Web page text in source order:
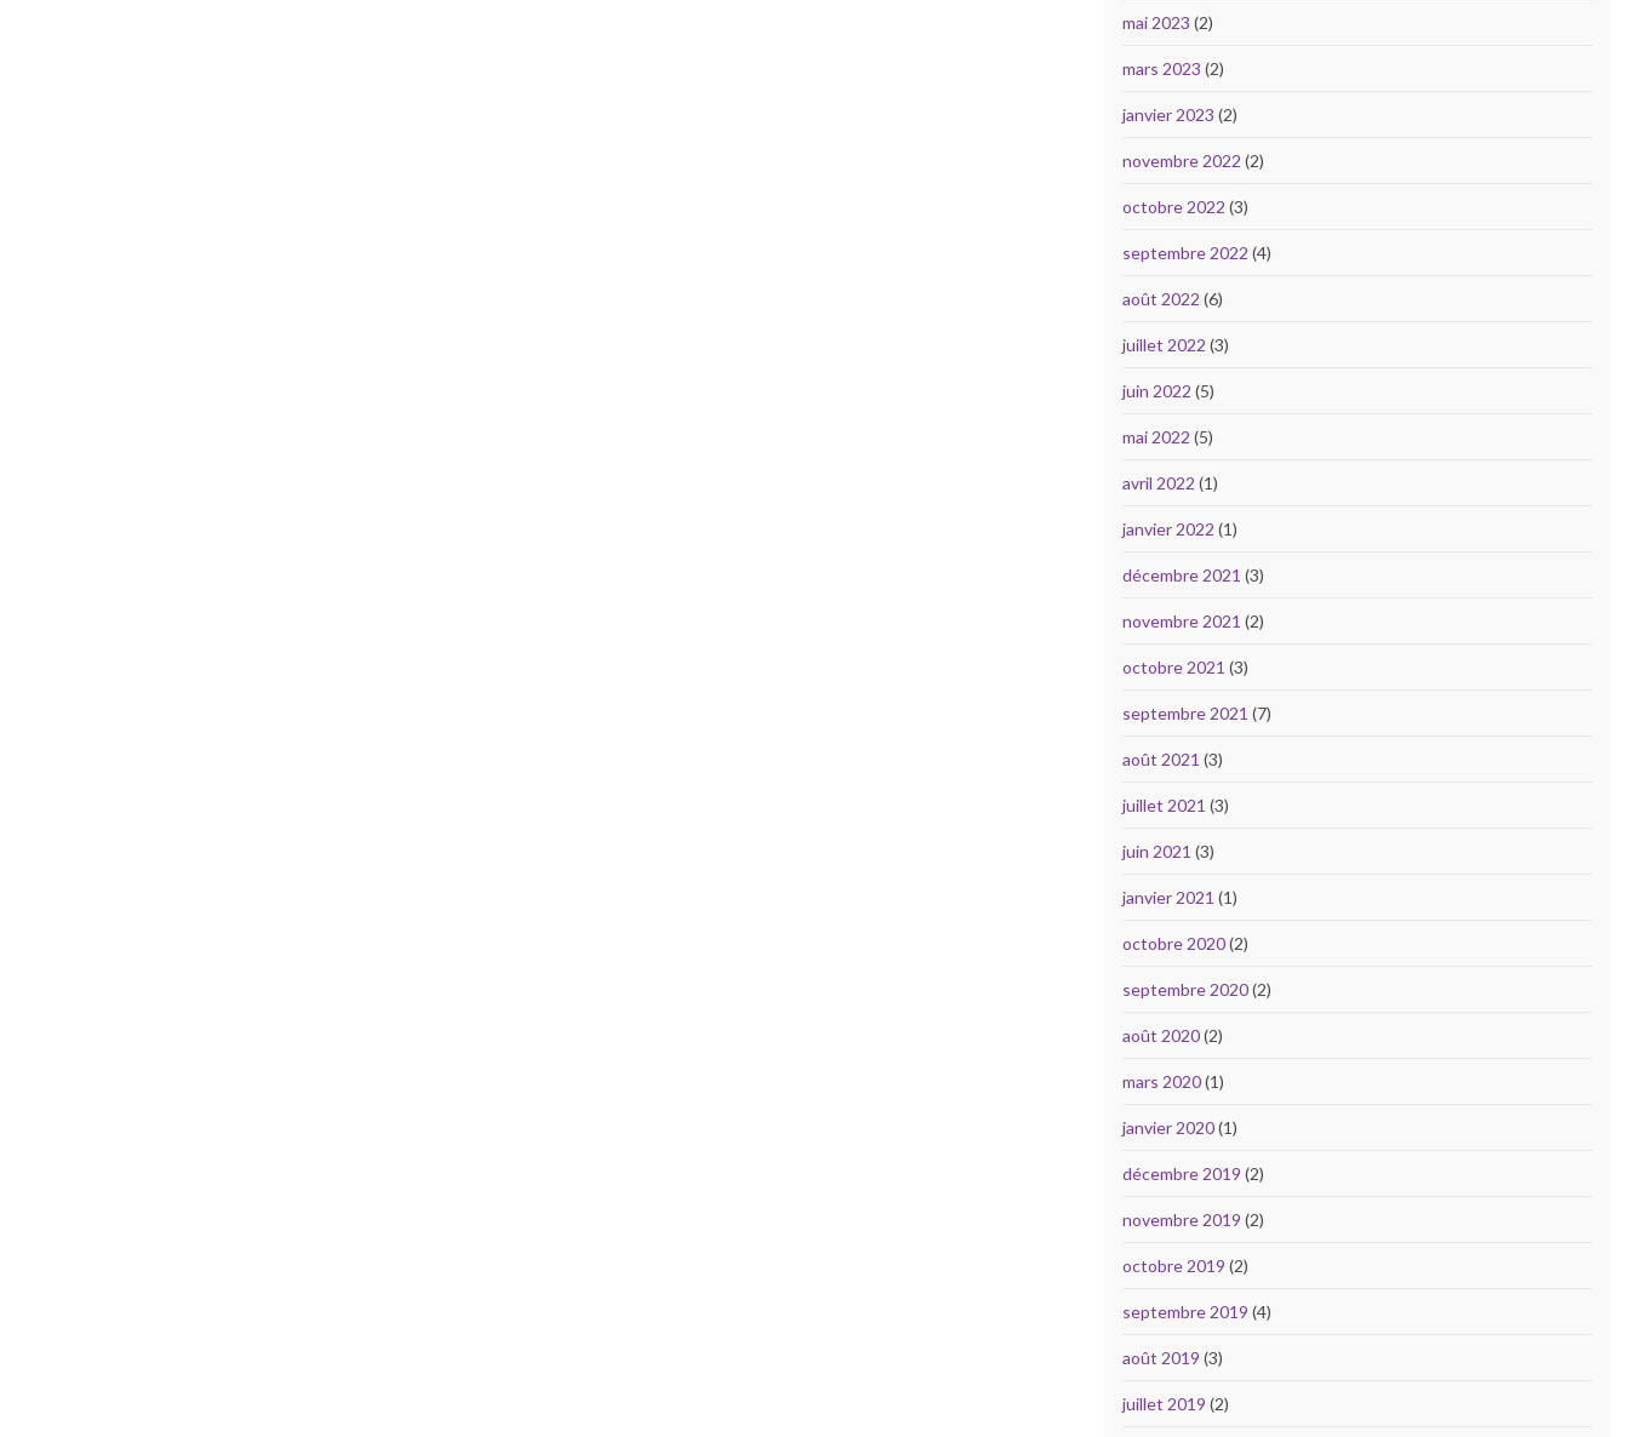
mai 2023 (2)
mars 2023 (2)
janvier 2023 (2)
novembre 2022 (2)
octobre 2022 (3)
septembre 2022 (4)
août 2022 (6)
juillet 2022 (3)
juin 2022 (5)
mai 2022 (5)
avril 2022 (1)
janvier 2022 (1)
décembre 2021 (3)
novembre 2021 (2)
octobre 2021 (3)
septembre 2021 (7)
août 2021 (3)
juillet 2021 (3)
juin 2021 (3)
janvier 2021 (1)
octobre 2020(2)
septembre 2020(2)
août 2020(2)
mars 2020(1)
janvier 2020(1)
décembre 2019 (2)
novembre 2019 (2)
octobre 2019 (2)
septembre 2019 (4)
août 2019 (3)
juillet 2019 (2)